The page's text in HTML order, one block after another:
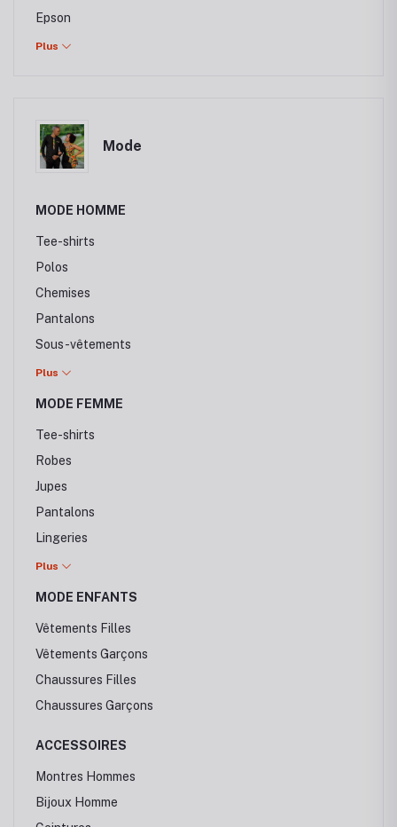
Epson
Canon
Plus
Mode
MODE HOMME
Tee-shirts
Polos
Chemises
Pantalons
Sous-vêtements
Vestes & Manteaux
Chaussure Homme
Plus
MODE FEMME
Tee-shirts
Robes
Jupes
Pantalons
Lingeries
Baskets
Chaussure Femme
Plus
MODE ENFANTS
Vêtements Filles
Vêtements Garçons
Chaussures Filles
Chaussures Garçons
ACCESSOIRES
Montres Hommes
Bijoux Homme